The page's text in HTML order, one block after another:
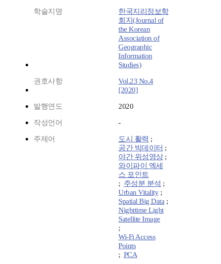
학술지명
한국지리정보학
회지(Journal of
the Korean
Association of
Geographic
Information
Studies)
권호사항
Vol.23 No.4
[2020]
발행연도 2020
작성언어 -
주제어 도시 활력 ;
공간 빅데이터 ;
야간 위성영상;
와이파이 엑세
스 포인트
; 주성분 분석 ;
Urban Vitality;
Spatial Big Data;
Nighttime Light
Satellite Image
;
Wi-Fi Access
Points
; PCA